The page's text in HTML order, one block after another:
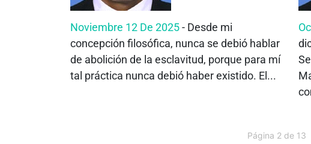
Noviembre 12 De 2025- Desde mi
concepción filosófica, nunca se debió hablar
de abolición de la esclavitud, porque para mí
tal práctica nunca debió haber existido. El...
Página 2 de 13